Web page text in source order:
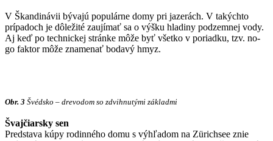
V Škandinávii bývajú populárne domy pri jazerách. V takýchto
prípadoch je dôležité zaujímať sa o výšku hladiny podzemnej vody.
Aj keď po technickej stránke môže byť všetko v poriadku, tzv. no-
go faktor môže znamenať bodavý hmyz.
Obr. 3 Švédsko – drevodom so zdvihnutými základmi
Švajčiarsky sen
Predstava kúpy rodinného domu s výhľadom na Zürichsee znie